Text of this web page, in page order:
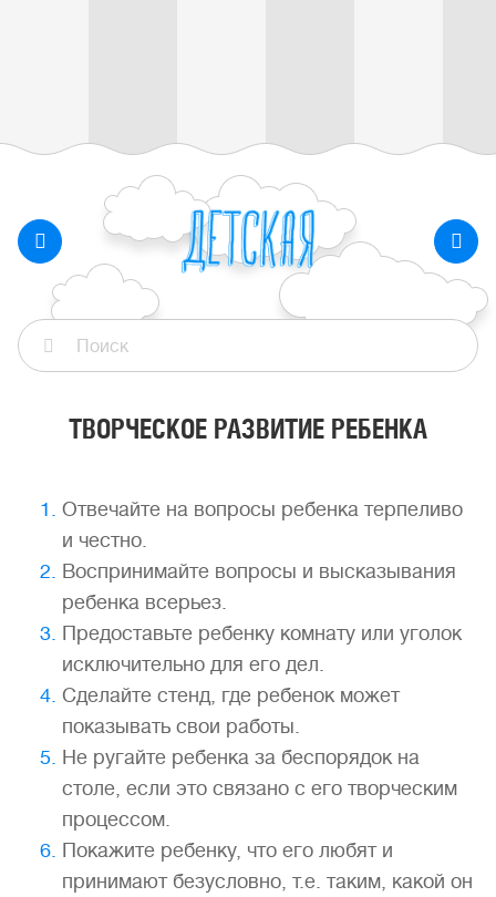
ТВОРЧЕСКОЕ РАЗВИТИЕ РЕБЕНКА
Отвечайте на вопросы ребенка терпеливо
и честно.
Воспринимайте вопросы и высказывания
ребенка всерьез.
Предоставьте ребенку комнату или уголок
исключительно для его дел.
Сделайте стенд, где ребенок может
показывать свои работы.
Не ругайте ребенка за беспорядок на
столе, если это связано с его творческим
процессом.
Покажите ребенку, что его любят и
принимают безусловно, т.е. таким, какой он